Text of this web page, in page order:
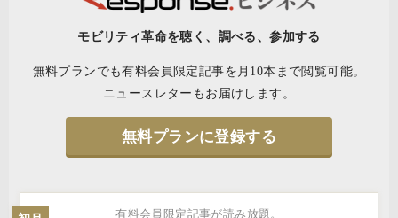
モビリティ革命を聴く、調べる、参加する
無料プランでも有料会員限定記事を月10本まで閲覧可能。
ニュースレターもお届けします。
無料プランに登録する
有料会員限定記事が読み放題。